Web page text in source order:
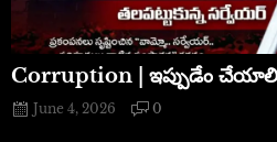
Corruption | ఇప్పుడేం
June 4, 2026 0